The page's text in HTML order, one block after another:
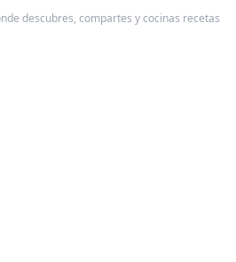
descubres, compartes y cocinas recetas